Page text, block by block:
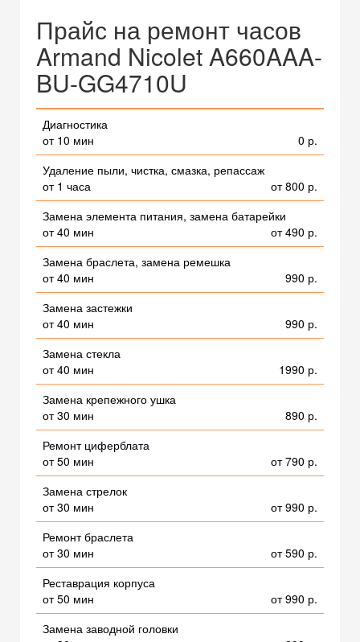
Прайс на ремонт часов
Armand Nicolet A660AAA-
BU-GG4710U
Диагностика
от 10 мин
0 р.
Удаление пыли, чистка, смазка, репассаж
от 1 часа
от 800 р.
Замена элемента питания, замена батарейки
от 40 мин
от 490 р.
Замена браслета, замена ремешка
от 40 мин
990 р.
Замена застежки
от 40 мин
990 р.
Замена стекла
от 40 мин
1990 р.
Замена крепежного ушка
от 30 мин
890 р.
Ремонт циферблата
от 50 мин
от 790 р.
Замена стрелок
от 30 мин
от 990 р.
Ремонт браслета
от 30 мин
от 590 р.
Реставрация корпуса
от 50 мин
от 990 р.
Замена заводной головки